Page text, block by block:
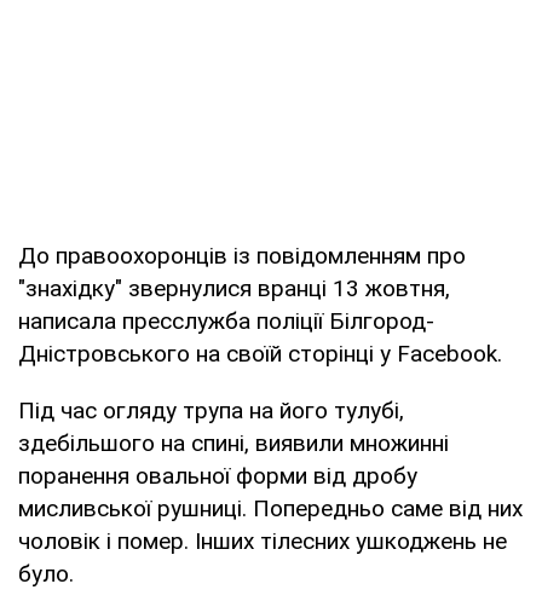
До правоохоронців із повідомленням про
"знахідку" звернулися вранці 13 жовтня,
написала пресслужба поліції Білгород-
Дністровського на своїй сторінці у Facebook.
Під час огляду трупа на його тулубі,
здебільшого на спині, виявили множинні
поранення овальної форми від дробу
мисливської рушниці. Попередньо саме від них
чоловік і помер. Інших тілесних ушкоджень не
було.